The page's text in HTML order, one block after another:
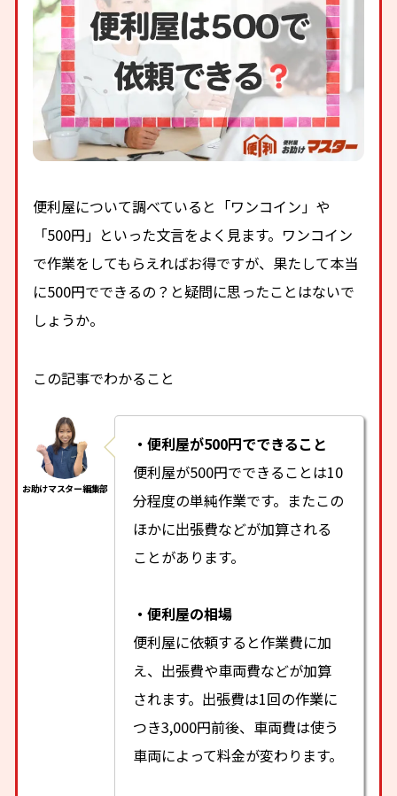
便利屋について調べていると「ワンコイン」や
「500円」といった文言をよく見ます。ワンコイン
で作業をしてもらえればお得ですが、果たして本当
に500円でできるの？と疑問に思ったことはないで
しょうか。
この記事でわかること
・便利屋が500円でできること
便利屋が500円でできることは10
分程度の単純作業です。またこの
ほかに出張費などが加算される
ことがあります。
・便利屋の相場
便利屋に依頼すると作業費に加
え、出張費や車両費などが加算
されます。出張費は1回の作業に
つき3,000円前後、車両費は使う
車両によって料金が変わります。